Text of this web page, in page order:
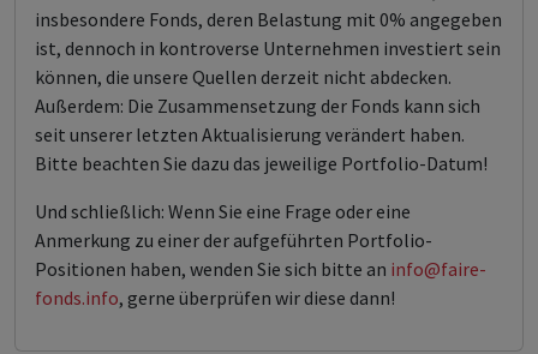
insbesondere Fonds, deren Belastung mit 0% angegeben
ist, dennoch in kontroverse Unternehmen investiert sein
können, die unsere Quellen derzeit nicht abdecken.
Außerdem: Die Zusammensetzung der Fonds kann sich
seit unserer letzten Aktualisierung verändert haben.
Bitte beachten Sie dazu das jeweilige Portfolio-Datum!
Und schließlich: Wenn Sie eine Frage oder eine
Anmerkung zu einer der aufgeführten Portfolio-
Positionen haben, wenden Sie sich bitte an info@faire-
fonds.info, gerne überprüfen wir diese dann!